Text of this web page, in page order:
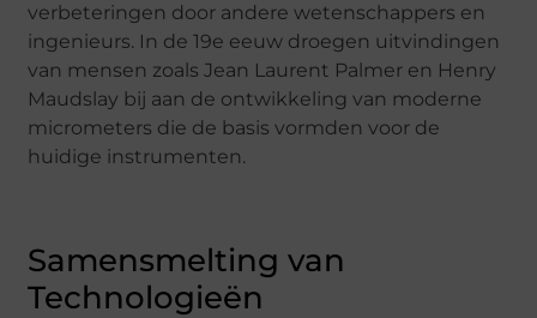
verbeteringen door andere wetenschappers en
ingenieurs. In de 19e eeuw droegen uitvindingen
van mensen zoals Jean Laurent Palmer en Henry
Maudslay bij aan de ontwikkeling van moderne
micrometers die de basis vormden voor de
huidige instrumenten.
Samensmelting van
Technologieën